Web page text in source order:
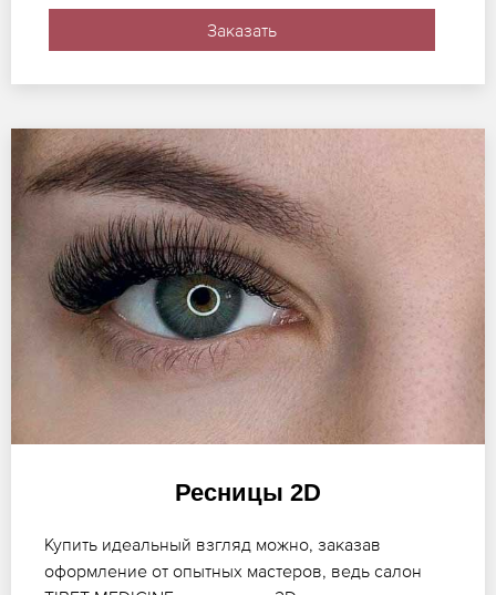
Заказать
Ресницы 2D
Купить идеальный взгляд можно, заказав
оформление от опытных мастеров, ведь салон